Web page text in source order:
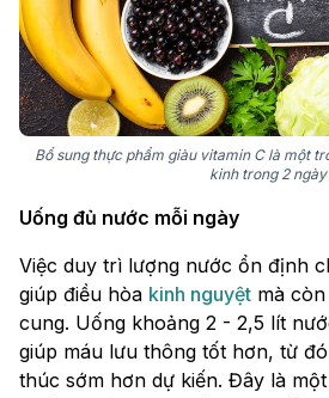
Bổ sung thực phẩm giàu vitamin C là một
kinh trong 2 ngày
Uống đủ nước mỗi ngày
Việc duy trì lượng nước ổn định
giúp điều hòa kinh nguyệt mà
cung. Uống khoảng 2 - 2,5 lít
giúp máu lưu thông tốt hơn, từ
thúc sớm hơn dự kiến. Đây là